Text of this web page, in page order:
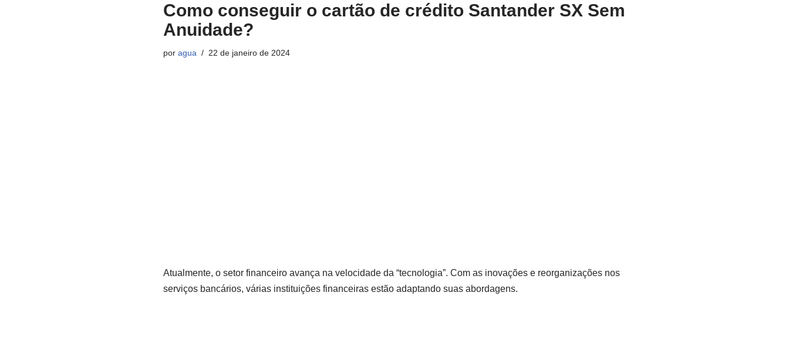
Como conseguir o cartão de crédito Santander SX Sem
Anuidade?
por agua 22 de janeiro de 2024
Atualmente, o setor financeiro avança na velocidade da “tecnologia”. Com as inovações e reorganizações nos
serviços bancários, várias instituições financeiras estão adaptando suas abordagens.